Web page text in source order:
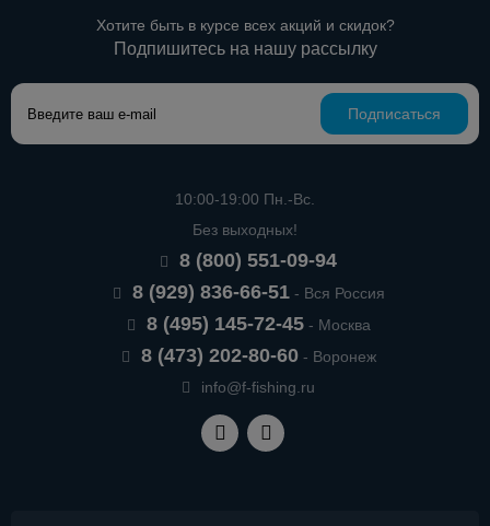
Хотите быть в курсе всех акций и скидок?
Подпишитесь на нашу рассылку
Подписаться
10:00-19:00 Пн.-Вс.
Без выходных!
8 (800) 551-09-94
8 (929) 836-66-51- Вся Россия
8 (495) 145-72-45- Москва
8 (473) 202-80-60- Воронеж
info@f-fishing.ru